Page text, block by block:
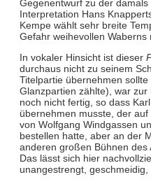
Gegenentwurf zu der
Interpretation Hans
Kempe wählt sehr breite
Gefahr weihevollen Waberns
In vokaler Hinsicht ist dieser
durchaus nicht zu seinem
Titelpartie übernehmen
Glanzpartien zählte), war
noch nicht fertig, so dass
übernehmen musste, der
von Wolfgang Windgassen
bestellen hatte, aber an der
anderen großen Bühnen des
Das lässt sich hier
unangestrengt,